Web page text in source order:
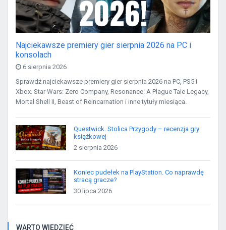
Najciekawsze premiery gier sierpnia 2026 na PC i
konsolach
6 sierpnia 2026
Sprawdź najciekawsze premiery gier sierpnia 2026 na PC, PS5 i
Xbox. Star Wars: Zero Company, Resonance: A Plague Tale Legacy,
Mortal Shell II, Beast of Reincarnation i inne tytuły miesiąca.
Questwick. Stolica Przygody – recenzja gry
książkowej
2 sierpnia 2026
Koniec pudełek na PlayStation. Co naprawdę
stracą gracze?
30 lipca 2026
WARTO WIEDZIEĆ